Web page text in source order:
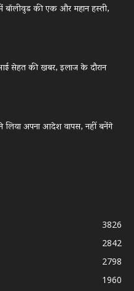
बॉलीवुड की एक और महान हस्ती,
सेहत की खबर, इलाज के दौरान
लिया अपना आदेश वापस, नहीं बनेंगे
3826
2842
2798
1960